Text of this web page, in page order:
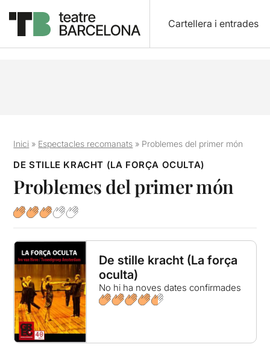
Cartellera i entrades
Inici » Espectacles recomanats » Problemes del primer món
DE STILLE KRACHT (LA FORÇA OCULTA)
Problemes del primer món
De stille kracht (La força
oculta)
No hi ha noves dates confirmades